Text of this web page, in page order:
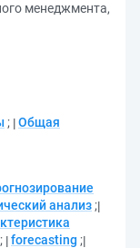
менеджмента,
; Общая
анализ ;
; forecasting ;